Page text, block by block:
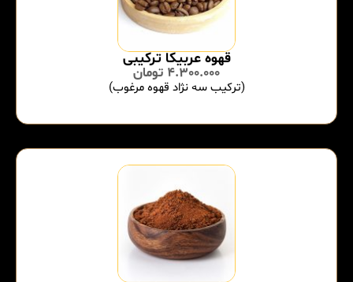
قهوه عربیکا ترکیبی
4.300.000 تومان
(ترکیب سه نژاد قهوه مرغوب)